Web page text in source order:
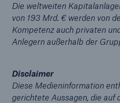
Die weltweiten
von 193 Mrd. € werden von
Kompetenz auch privaten
Anlegern außerhalb der
Disclaimer
Diese Medieninformation
gerichtete Aussagen, die auf
Fakten
Leistungsentscheidung
Versicherung bis zu